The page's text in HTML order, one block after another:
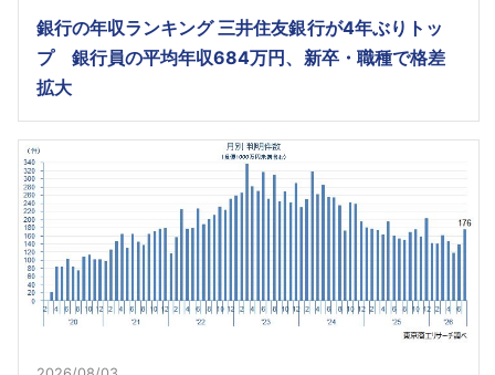
銀行の年収ランキング 三井住友銀行が4年ぶりトッ
プ 銀行員の平均年収684万円、新卒・職種で格差
拡大